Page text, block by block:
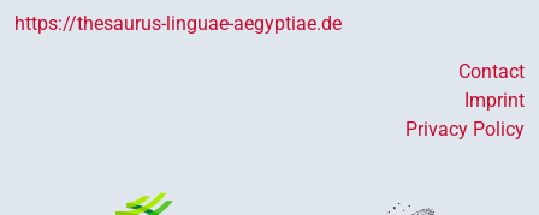
https://thesaurus-linguae-aegyptiae.de
Contact
Imprint
Privacy Policy